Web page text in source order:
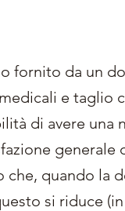
fornito da un
e taglio
di avere una
generale
quando la
si riduce